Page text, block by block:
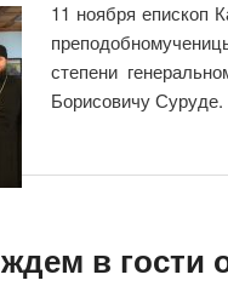
11 ноября епископ
степени
Борисовичу Суруде.
в гости